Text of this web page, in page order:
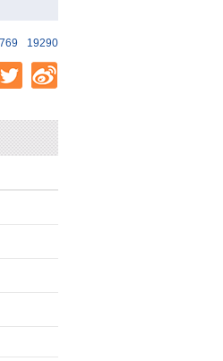
19290